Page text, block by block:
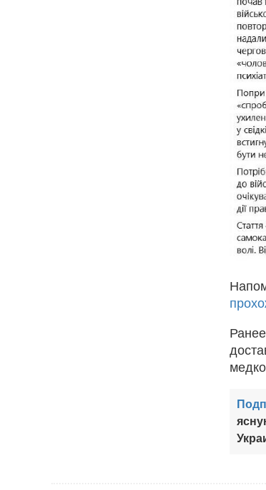
Ранее